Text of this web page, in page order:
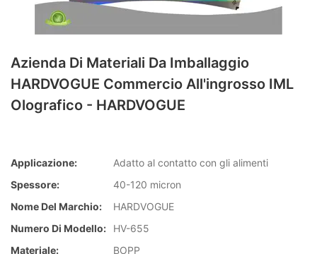
Azienda Di Materiali Da Imballaggio
HARDVOGUE Commercio All'ingrosso IML
Olografico - HARDVOGUE
Applicazione:
Adatto al contatto con gli alimenti
Spessore:
40-120 micron
Nome Del Marchio:
HARDVOGUE
Numero Di Modello:
HV-655
Materiale:
BOPP